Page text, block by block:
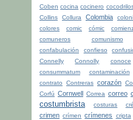
Coben cocina cocinero
Collins
Collura Colombia
colores
comic cómic
comuneros
comunismo
confabulación
confieso
Connelly
Connolly conoce
consummatum
contaminación
contrato
Contreras corazón
Corfú Cornwell Correa correo
costumbrista costuras
crimen crímen crímenes cripta